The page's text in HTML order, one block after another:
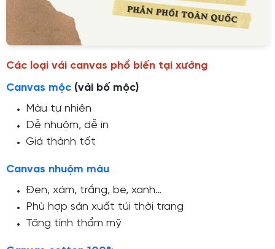
Các loại vải canvas phổ biến tại xưởng
Canvas mộc (vải bố mộc)
Màu tự nhiên
Dễ nhuộm, dễ in
Giá thành tốt
Canvas nhuộm màu
Đen, xám, trắng, be, xanh…
Phù hợp sản xuất túi thời trang
Tăng tính thẩm mỹ